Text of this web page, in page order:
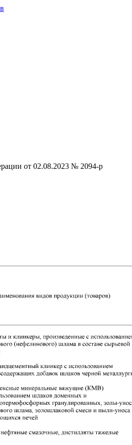
от 02.08.2023 № 2094-р